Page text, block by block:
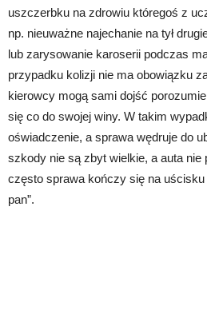
uszczerbku na zdrowiu któregoś z
np. nieuważne najechanie na tył
lub zarysowanie karoserii podczas
przypadku kolizji nie ma obowiązku
kierowcy mogą sami dojść
się co do swojej winy. W takim
oświadczenie, a sprawa wędruje do
szkody nie są zbyt wielkie, a auta nie
często sprawa kończy się na uścisku
pan”.